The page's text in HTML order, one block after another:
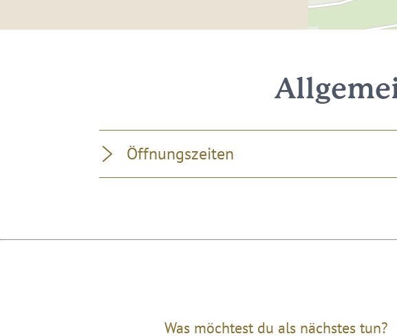
Öffnungszeiten
Was möchtest du als nächstes tun?